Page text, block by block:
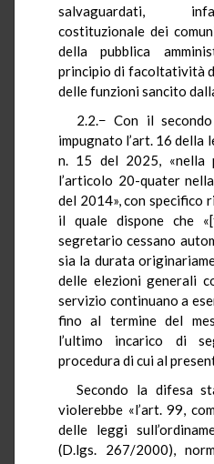
salvaguardati,
costituzionale dei
della pubblica
principio di facoltatività
delle funzioni sancito
2.2.− Con il
impugnato l’art. 16 della
n. 15 del 2025, «nella
l’articolo 20-quater
del 2014», con specifico
il quale dispone che
segretario cessano
sia la durata
delle elezioni generali
servizio continuano a
fino al termine del
l’ultimo incarico di
procedura di cui al
Secondo la difesa
violerebbe «l’art. 99,
delle leggi
(D.lgs. 267/2000),